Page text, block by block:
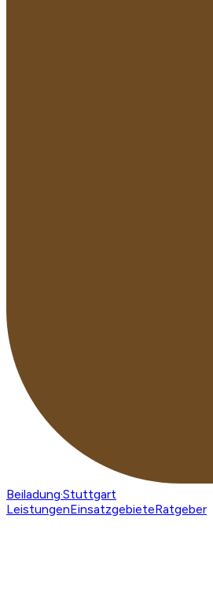
Beiladung·Stuttgart
LeistungenEinsatzgebieteRatgeber